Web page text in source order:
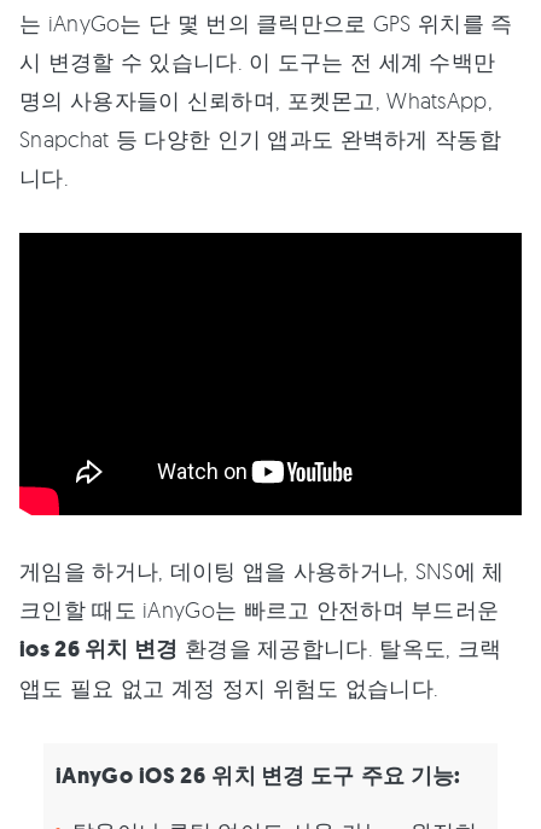
는 iAnyGo는 단 몇 번의 클릭만으로 GPS 위치를 즉
시 변경할 수 있습니다. 이 도구는 전 세계 수백만
명의 사용자들이 신뢰하며, 포켓몬고, WhatsApp,
Snapchat 등 다양한 인기 앱과도 완벽하게 작동합
니다.
게임을 하거나, 데이팅 앱을 사용하거나, SNS에 체
크인할 때도 iAnyGo는 빠르고 안전하며 부드러운
ios 26 위치 변경 환경을 제공합니다. 탈옥도, 크랙
앱도 필요 없고 계정 정지 위험도 없습니다.
iAnyGo iOS 26 위치 변경 도구 주요 기능: